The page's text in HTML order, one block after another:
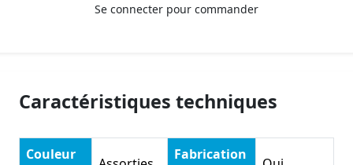
Se connecter pour commander
Caractéristiques techniques
Couleur
Fabrication